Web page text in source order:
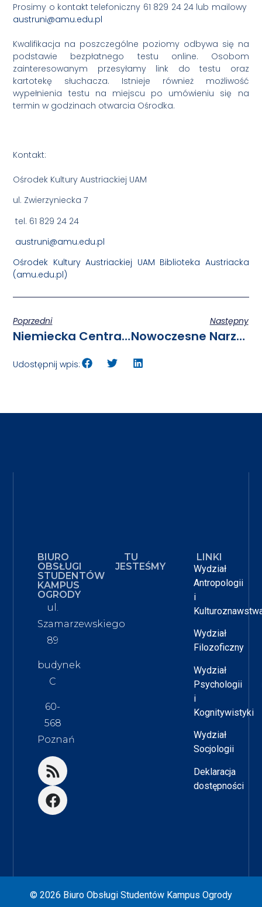
Prosimy o kontakt telefoniczny 61 829 24 24 lub mailowy
austruni@amu.edu.pl
Kwalifikacja na poszczególne poziomy odbywa się na
podstawie bezpłatnego testu online. Osobom
zainteresowanym przesyłamy link do testu oraz
kartotekę słuchacza. Istnieje również możliwość
wypełnienia testu na miejscu po umówieniu się na
termin w godzinach otwarcia Ośrodka.
Kontakt:
Ośrodek Kultury Austriackiej UAM
ul. Zwierzyniecka 7
tel. 61 829 24 24
austruni@amu.edu.pl
Ośrodek Kultury Austriackiej UAM Biblioteka Austriacka
(amu.edu.pl)
Poprzedni
Niemiecka Centrala Wymiany Akademickiej (DAAD)-Oferty Stypendiów
Następny
Nowoczesne Narzędzia I Programy Profilaktyczne W Ramach NFZ
Udostępnij wpis:
BIURO
OBSŁUGI
STUDENTÓW
KAMPUS
OGRODY
ul.
Szamarzewskiego
89
budynek
C
60-
568
Poznań
TU
JESTEŚMY
LINKI
Wydział
Antropologii
i
Wydział
Filozoficzny
Wydział
Psychologii
i
Kognitywistyki
Wydział
Socjologii
Deklaracja
dostępności
© 2026 Biuro Obsługi Studentów Kampus Ogrody